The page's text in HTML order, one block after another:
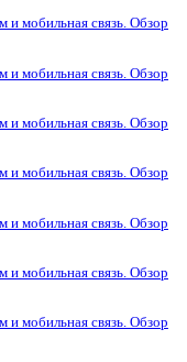
и мобильная связь. Обзор
и мобильная связь. Обзор
и мобильная связь. Обзор
и мобильная связь. Обзор
и мобильная связь. Обзор
и мобильная связь. Обзор
и мобильная связь. Обзор